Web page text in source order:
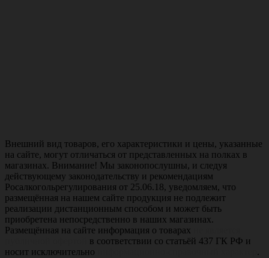
Внешний вид товаров, его характеристики и цены, указанные
на сайте, могут отличаться от представленных на полках в
магазинах. Внимание! Мы законопослушны, и следуя
действующему законодательству и рекомендациям
Росалкогольрегулирования от 25.06.18, уведомляем, что
размещённая на нашем сайте продукция не подлежит
реализации дистанционным способом и может быть
приобретена непосредственно в наших магазинах.
Размещённая на сайте информация о товарах
в соответствии со статьёй 437 ГК РФ и
носит исключительно
.